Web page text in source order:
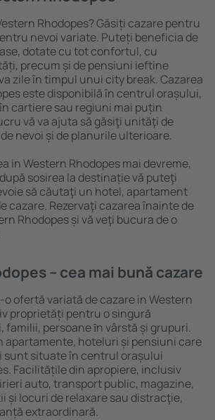
Rhodopes? Găsiți cazare pentru
nevoi variate. Puteți beneficia de
dotate cu tot confortul, cu
precum și de pensiuni ieftine
zile în timpul unui city break. Cazarea
este disponibilă în centrul orașului,
cartiere sau regiuni mai puțin
vă va ajuta să găsiţi unităţi de
nevoi și de planurile ulterioare.
in Western Rhodopes mai devreme,
sosirea la destinație vă puteţi
să căutaţi un hotel, apartament
cazare. Rezervaţi cazarea înainte de
Rhodopes și vă veţi bucura de o
– cea mai bună cazare
ofertă variată de cazare in Western
proprietăți pentru o singură
familii, persoane ȋn vârstă și grupuri.
apartamente, hoteluri și pensiuni care
sunt situate în centrul orașului
Facilitățile din apropiere, inclusiv
auto, transport public, magazine,
și locuri de relaxare sau distracţie,
extraordinară.